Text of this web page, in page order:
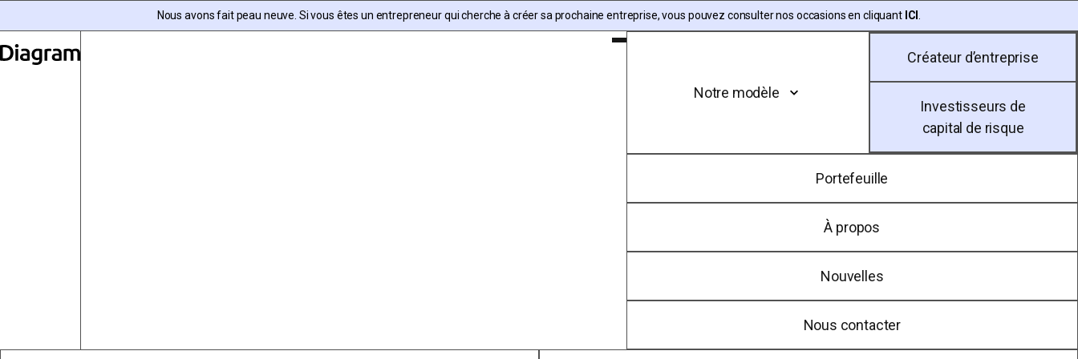
Nous avons fait peau neuve. Si vous êtes un entrepreneur qui cherche à créer sa prochaine entreprise, vous pouvez consulter nos occasions en cliquant ICI
Toggle Main Menu
Notre modèle
Créateur d’entreprise
Investisseurs de
capital de risque
Portefeuille
À propos
Nouvelles
Nous contacter